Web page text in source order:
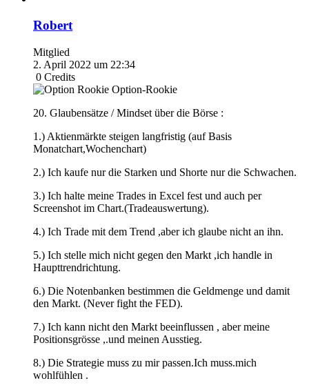
Robert
Mitglied
2. April 2022 um 22:34
0 Credits
Option-Rookie
20. Glaubensätze / Mindset über die Börse :
1.) Aktienmärkte steigen langfristig (auf Basis
Monatchart,Wochenchart)
2.) Ich kaufe nur die Starken und Shorte nur die Schwachen.
3.) Ich halte meine Trades in Excel fest und auch per
Screenshot im Chart.(Tradeauswertung).
4.) Ich Trade mit dem Trend ,aber ich glaube nicht an ihn.
5.) Ich stelle mich nicht gegen den Markt ,ich handle in
Haupttrendrichtung.
6.) Die Notenbanken bestimmen die Geldmenge und damit
den Markt. (Never fight the FED).
7.) Ich kann nicht den Markt beeinflussen , aber meine
Positionsgrösse ,.und meinen Ausstieg.
8.) Die Strategie muss zu mir passen.Ich muss.mich
wohlfühlen .